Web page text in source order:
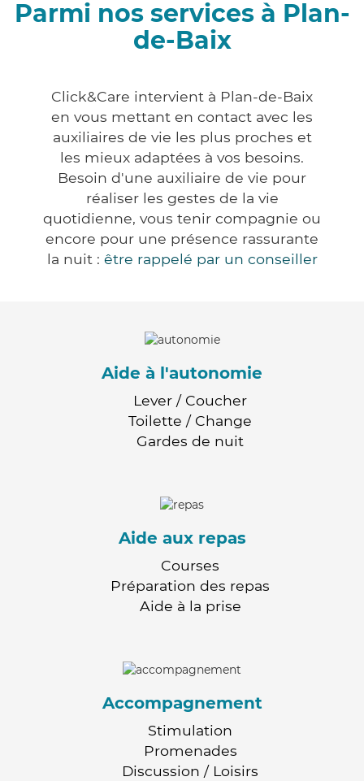
Parmi nos services à Plan-
de-Baix
Click&Care intervient à Plan-de-Baix
en vous mettant en contact avec les
auxiliaires de vie les plus proches et
les mieux adaptées à vos besoins.
Besoin d'une auxiliaire de vie pour
réaliser les gestes de la vie
quotidienne, vous tenir compagnie ou
encore pour une présence rassurante
la nuit : être rappelé par un conseiller
Aide à l'autonomie
Lever / Coucher
Toilette / Change
Gardes de nuit
Aide aux repas
Courses
Préparation des repas
Aide à la prise
Accompagnement
Stimulation
Promenades
Discussion / Loisirs